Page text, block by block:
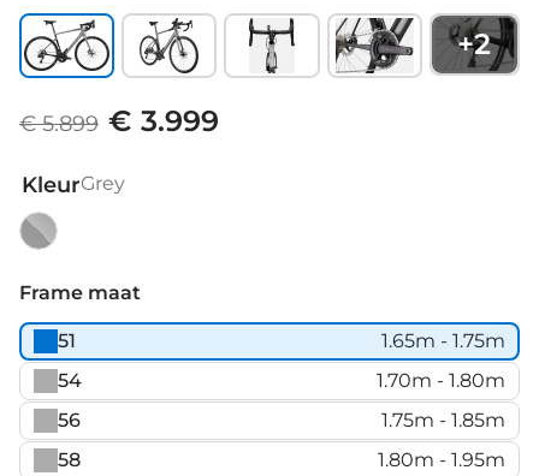
+2
€ 5.899 € 3.999
KleurGrey
Frame maat
51
1.65m - 1.75m
54
1.70m - 1.80m
56
1.75m - 1.85m
58
1.80m - 1.95m